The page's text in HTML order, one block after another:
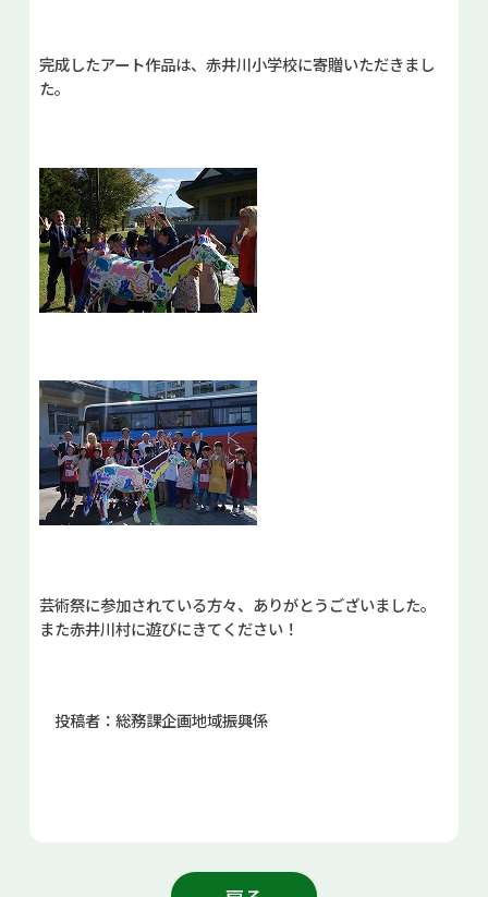
完成したアート作品は、赤井川小学校に寄贈いただきまし
た。
芸術祭に参加されている方々、ありがとうございました。
また赤井川村に遊びにきてください！
投稿者：総務課企画地域振興係